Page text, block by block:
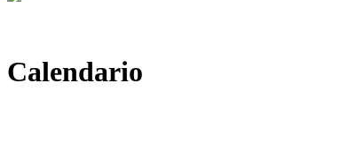
Calendario